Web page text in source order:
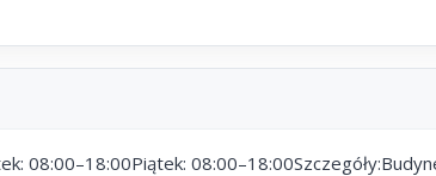
08:00–18:00Piątek: